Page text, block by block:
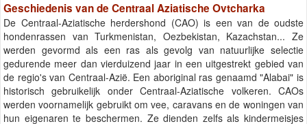
Geschiedenis van de Centraal Aziatische Ovtcharka
De Centraal-Aziatische herdershond (CAO) is een van de oudste
hondenrassen van Turkmenistan, Oezbekistan, Kazachstan... Ze
werden gevormd als een ras als gevolg van natuurlijke selectie
gedurende meer dan vierduizend jaar in een uitgestrekt gebied van
de regio's van Centraal-Azië. Een aboriginal ras genaamd "Alabai" is
historisch gebruikelijk onder Centraal-Aziatische volkeren. CAOs
werden voornamelijk gebruikt om vee, caravans en de woningen van
hun eigenaren te beschermen. Ze dienden zelfs als kindermeisjes